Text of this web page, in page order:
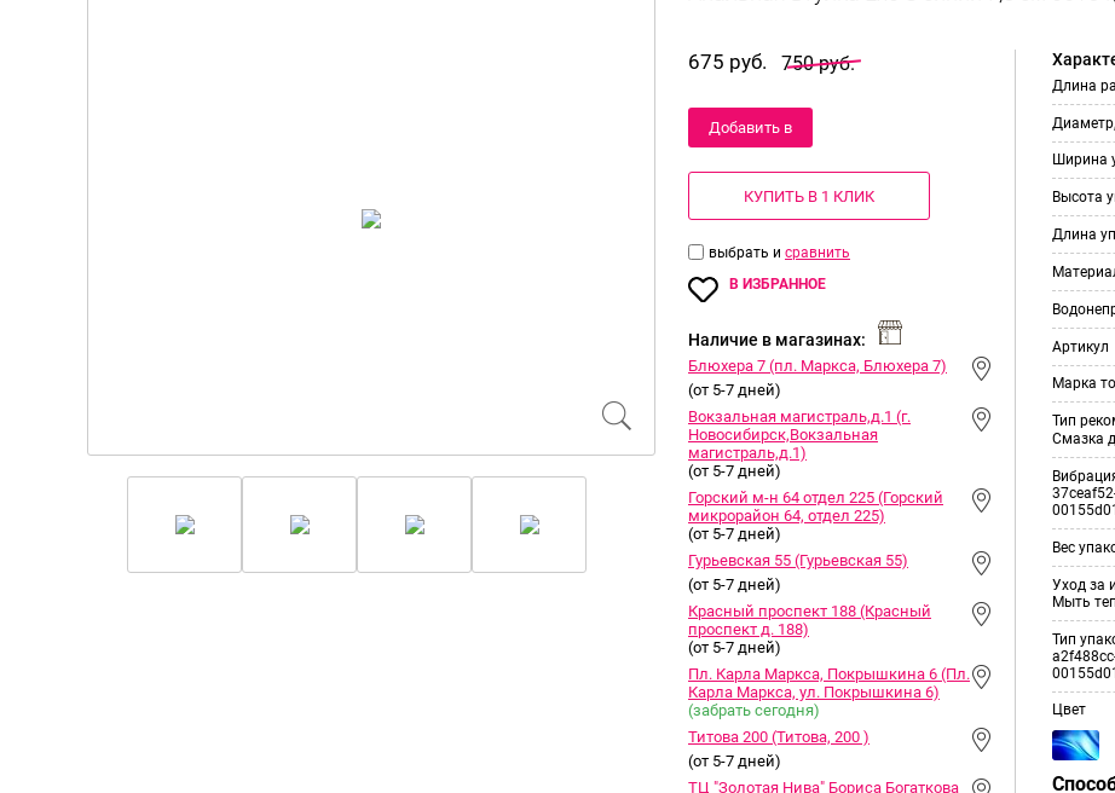
675 руб. 750 руб.
Добавить в
корзину
КУПИТЬ В 1 КЛИК
выбрать и сравнить
В ИЗБРАННОЕ
Наличие в магазинах:
Блюхера 7 (пл. Маркса, Блюхера 7)
(от 5-7 дней)
Вокзальная магистраль,д.1 (г.
Новосибирск,Вокзальная
магистраль,д.1)
(от 5-7 дней)
Горский м-н 64 отдел 225 (Горский
микрорайон 64, отдел 225)
(от 5-7 дней)
Гурьевская 55 (Гурьевская 55)
(от 5-7 дней)
Красный проспект 188 (Красный
проспект д. 188)
(от 5-7 дней)
Пл. Карла Маркса, Покрышкина 6 (Пл.
Карла Маркса, ул. Покрышкина 6)
(забрать сегодня)
Титова 200 (Титова, 200 )
(от 5-7 дней)
ТЦ "Золотая Нива" Бориса Богаткова
Длина
Ширина
Высота
Длина
Артикул
Марка
Тип
Смазка
Вес
Уход за
Мыть
Тип
Цвет